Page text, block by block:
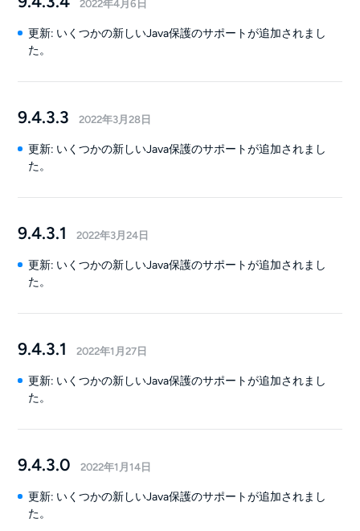
2022年4月6日
更新: いくつかの新しいJava保護のサポートが追加されまし
た。
9.4.3.3 2022年3月28日
更新: いくつかの新しいJava保護のサポートが追加されまし
た。
9.4.3.1 2022年3月24日
更新: いくつかの新しいJava保護のサポートが追加されまし
た。
9.4.3.1 2022年1月27日
更新: いくつかの新しいJava保護のサポートが追加されまし
た。
9.4.3.0 2022年1月14日
更新: いくつかの新しいJava保護のサポートが追加されまし
た。